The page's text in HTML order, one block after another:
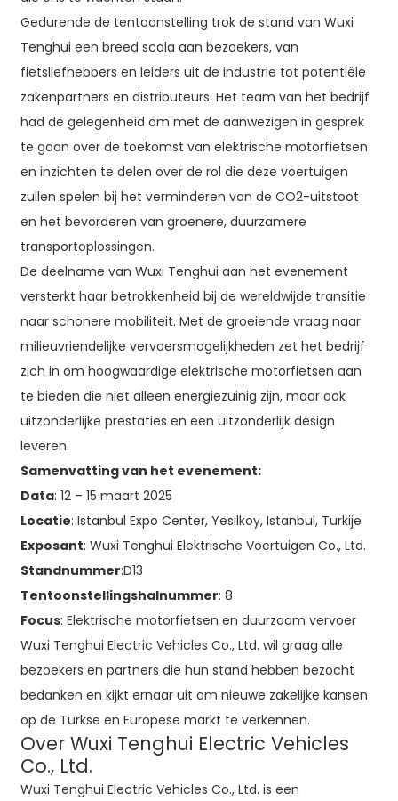
Gedurende de tentoonstelling trok de stand van Wuxi
Tenghui een breed scala aan bezoekers, van
fietsliefhebbers en leiders uit de industrie tot potentiële
zakenpartners en distributeurs. Het team van het bedrijf
had de gelegenheid om met de aanwezigen in gesprek
te gaan over de toekomst van elektrische motorfietsen
en inzichten te delen over de rol die deze voertuigen
zullen spelen bij het verminderen van de CO2-uitstoot
en het bevorderen van groenere, duurzamere
transportoplossingen.
De deelname van Wuxi Tenghui aan het evenement
versterkt haar betrokkenheid bij de wereldwijde transitie
naar schonere mobiliteit. Met de groeiende vraag naar
milieuvriendelijke vervoersmogelijkheden zet het bedrijf
zich in om hoogwaardige elektrische motorfietsen aan
te bieden die niet alleen energiezuinig zijn, maar ook
uitzonderlijke prestaties en een uitzonderlijk design
leveren.
Samenvatting van het evenement:
Data: 12 – 15 maart 2025
Locatie: Istanbul Expo Center, Yesilkoy, Istanbul, Turkije
Exposant: Wuxi Tenghui Elektrische Voertuigen Co., Ltd.
Standnummer:D13
Tentoonstellingshalnummer: 8
Focus: Elektrische motorfietsen en duurzaam vervoer
Wuxi Tenghui Electric Vehicles Co., Ltd. wil graag alle
bezoekers en partners die hun stand hebben bezocht
bedanken en kijkt ernaar uit om nieuwe zakelijke kansen
op de Turkse en Europese markt te verkennen.
Over Wuxi Tenghui Electric Vehicles
Co., Ltd.
Wuxi Tenghui Electric Vehicles Co., Ltd. is een